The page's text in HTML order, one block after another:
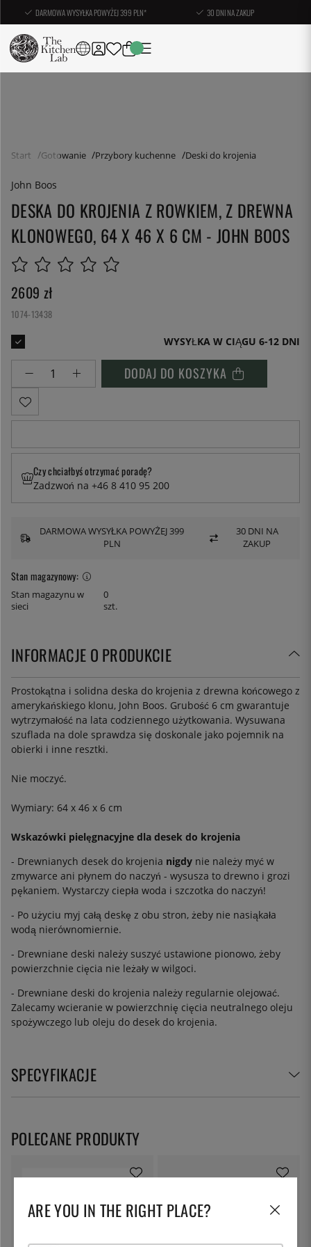
DARMOWA WYSYŁKA POWYŻEJ 399 PLN* 30 DNI NA ZAKUP
Start Gotowanie Przybory kuchenne Deski do krojenia
John Boos
DESKA DO KROJENIA Z ROWKIEM, Z DREWNA
KLONOWEGO, 64 X 46 X 6 CM - JOHN BOOS
2609 zł
1074-13438
WYSYŁKA W CIĄGU 6-12 DNI
DODAJ DO KOSZYKA
Stan magazynowy:
Stan magazynu w
sieci
0
szt.
Czy chciałbyś otrzymać poradę?
Zadzwoń na +46 8 410 95 200
DARMOWA WYSYŁKA POWYŻEJ 399
PLN
30 DNI NA
ZAKUP
INFORMACJE O PRODUKCIE
Prostokątna i solidna deska do krojenia z drewna końcowego z
amerykańskiego klonu, John Boos. Grubość 6 cm gwarantuje
wytrzymałość na lata codziennego użytkowania. Wysuwana
szuflada na dole sprawdza się doskonale jako pojemnik na
obierki i inne resztki.
Nie moczyć.
Wymiary: 64 x 46 x 6 cm
Wskazówki pielęgnacyjne dla desek do krojenia
- Drewnianych desek do krojenia nigdy nie należy myć w
zmywarce ani płynem do naczyń - wysusza to drewno i grozi
pękaniem. Wystarczy ciepła woda i szczotka do naczyń!
- Po użyciu myj całą deskę z obu stron, żeby nie nasiąkała
wodą nierównomiernie.
- Drewniane deski należy suszyć ustawione pionowo, żeby
powierzchnie cięcia nie leżały w wilgoci.
- Drewniane deski do krojenia należy regularnie olejować.
Zalecamy wcieranie w powierzchnię cięcia neutralnego oleju
spożywczego lub oleju do desek do krojenia.
SPECYFIKACJE
POLECANE PRODUKTY
ARE YOU IN THE RIGHT PLACE?